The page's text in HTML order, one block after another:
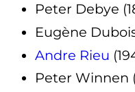
Peter Debye
Eugène
Andre Rieu
Peter Winnen